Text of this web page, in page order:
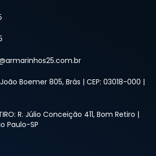
João Boemer 805, Brás | CEP: 03018-000 |
R. Júlio Conceição 411, Bom Retiro |
Paulo-SP